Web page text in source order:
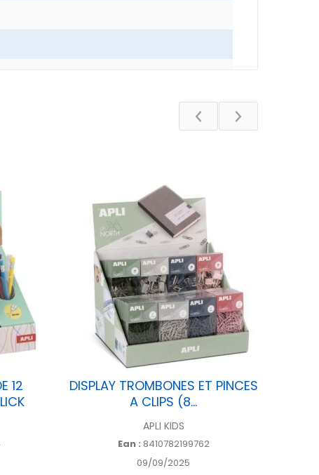
12
DISPLAY TROMBONES ET PINCES
A CLIPS (8...
APLI KIDS
Ean : 8410782199762
09/09/2025